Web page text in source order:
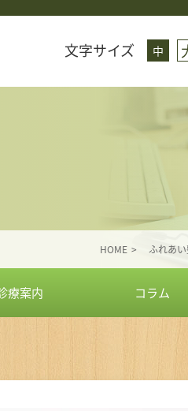
文字サイズ 中
HOME ふれあ
療案内 コラム